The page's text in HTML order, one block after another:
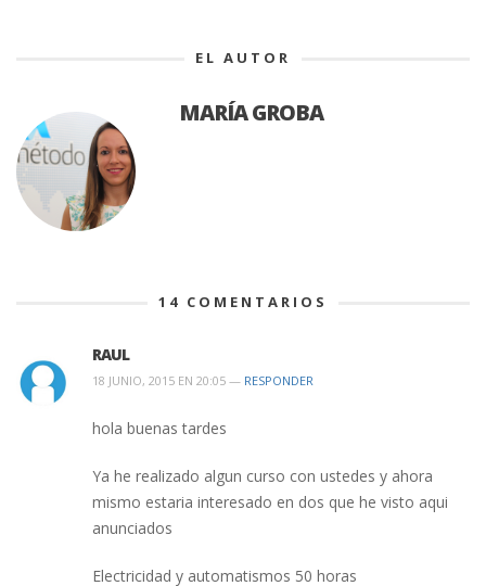
EL AUTOR
MARÍA GROBA
14 COMENTARIOS
RAUL
18 JUNIO, 2015 EN 20:05 — RESPONDER
hola buenas tardes
Ya he realizado algun curso con ustedes y ahora
mismo estaria interesado en dos que he visto aqui
anunciados
Electricidad y automatismos 50 horas